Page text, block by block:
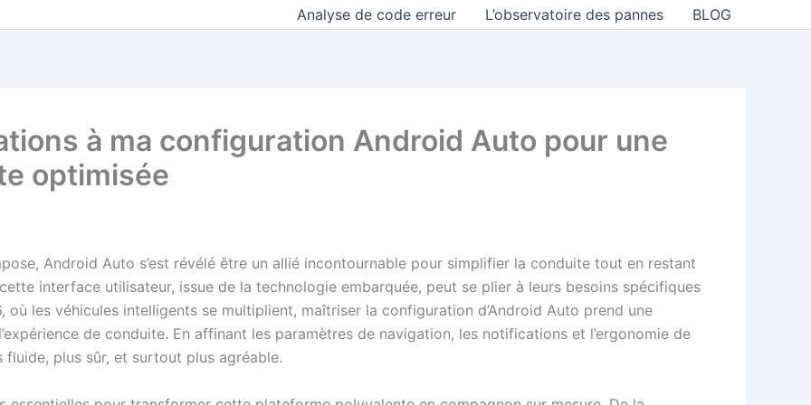
Analyse de code erreur L’observatoire des pannes BLOG
à ma configuration Android Auto pour une
optimisée
Android Auto s’est révélé être un allié incontournable pour simplifier la conduite tout en restant
interface utilisateur, issue de la technologie embarquée, peut se plier à leurs besoins spécifiques
où les véhicules intelligents se multiplient, maîtriser la configuration d’Android Auto prend une
de conduite. En affinant les paramètres de navigation, les notifications et l’ergonomie de
plus sûr, et surtout plus agréable.